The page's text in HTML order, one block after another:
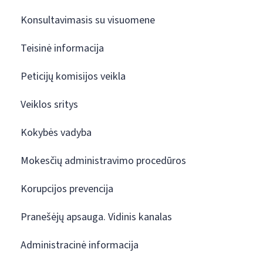
Konsultavimasis su visuomene
Teisinė informacija
Peticijų komisijos veikla
Veiklos sritys
Kokybės vadyba
Mokesčių administravimo procedūros
Korupcijos prevencija
Pranešėjų apsauga. Vidinis kanalas
Administracinė informacija